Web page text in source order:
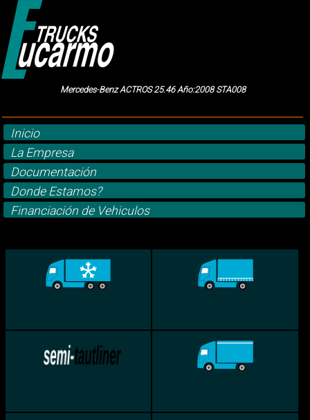
Mercedes-Benz ACTROS 25.46 Año:2008 STA008
Inicio
La Empresa
Documentación
Donde Estamos?
Financiación de Vehiculos